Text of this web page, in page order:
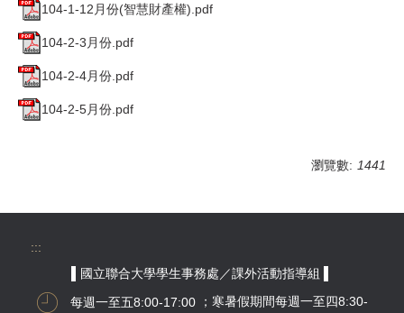
104-1-12月份(智慧財產權).pdf
104-2-3月份.pdf
104-2-4月份.pdf
104-2-5月份.pdf
瀏覽數: 1441
:::
▌國立聯合大學學生事務處／課外活動指導組 ▌
每週一至五8:00-17:00
；寒暑假期間每週一至四8:30-